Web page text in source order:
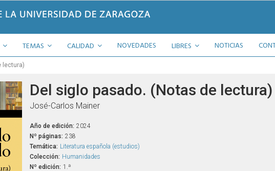
TEMAS CALIDAD NOVEDADES LIBRES NOTICIAS
lectura)
Del siglo pasado. (Notas de lectura)
José-Carlos Mainer
Año de edición: 2024
Nº páginas: 238
Temática: Literatura española (estudios)
Colección: Humanidades
Nº edición: 1.ª